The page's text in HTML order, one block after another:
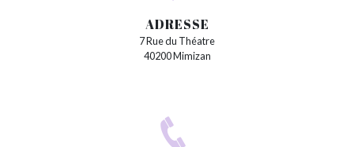
ADRESSE
7 Rue du Théatre
40200 Mimizan